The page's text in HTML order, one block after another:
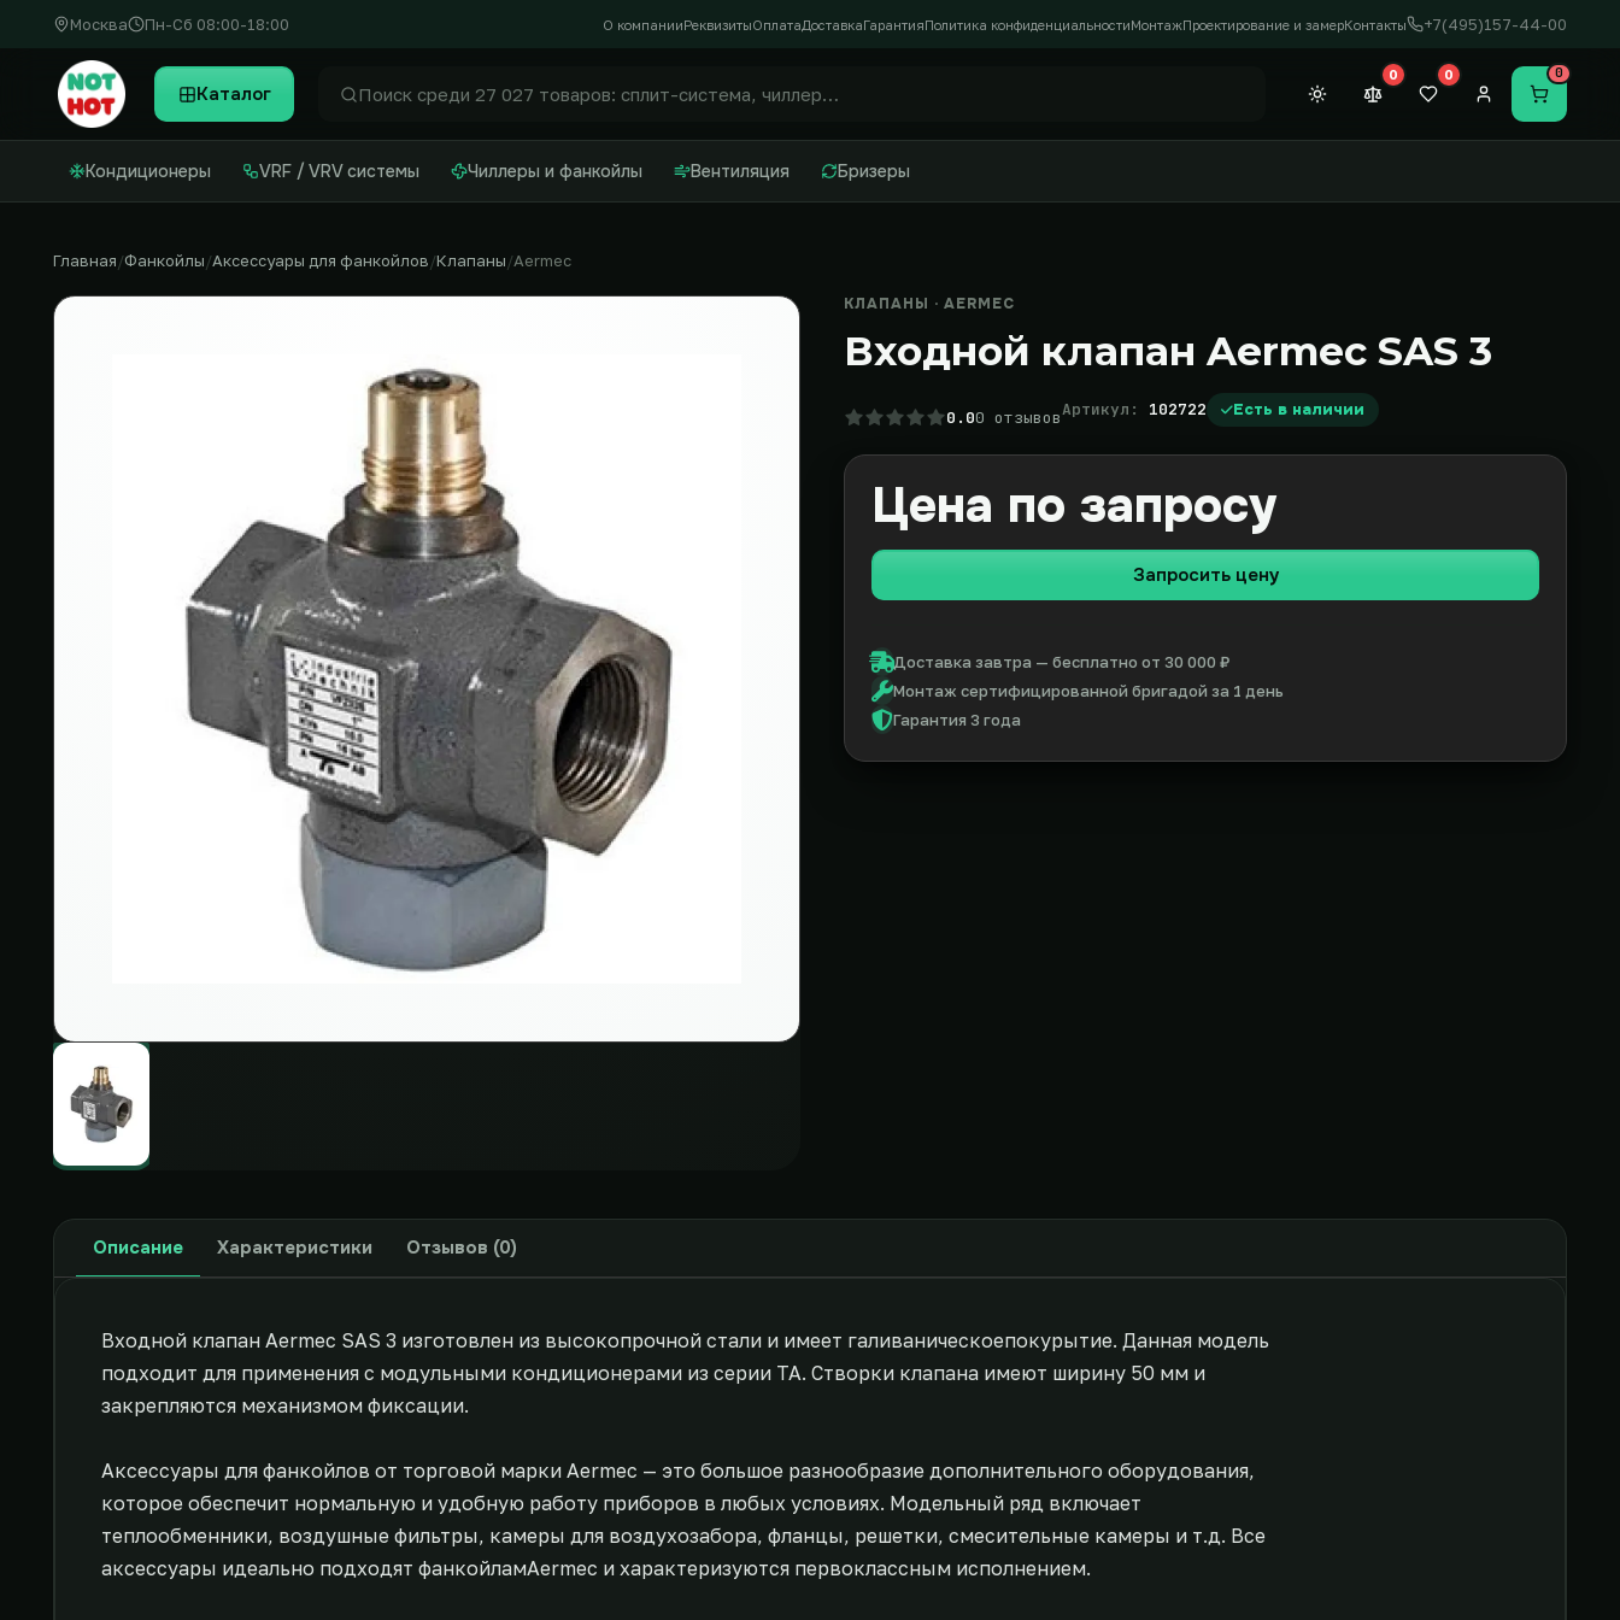
Москва Пн-Сб 08:00-18:00 О компанииРеквизитыОплатаДоставкаГарантияПолитика конфиденциальностиМонтажПроектирование и замерКонтакты +7(495)157-44-00
Каталог Найти Темная тема
0 0
Перейти
0
Кондиционеры VRF / VRV системы Чиллеры и фанкойлы Вентиляция Бризеры
Главная Фанкойлы Аксессуары для фанкойлов Клапаны Aermec
КЛАПАНЫ · AERMEC
Входной клапан Aermec SAS 3
0.00 отзывовАртикул: 102722 Есть в наличии
Цена по запросу
Запросить цену
Доставка завтра — бесплатно от 30 000 ₽
Монтаж сертифицированной бригадой за 1 день
Гарантия 3 года
Описание Характеристики Отзывов (0)
Входной клапан Aermec SAS 3 изготовлен из высокопрочной стали и имеет галиваническоепокурытие. Данная модель
подходит для применения с модульными кондиционерами из серии TA. Створки клапана имеют ширину 50 мм и
закрепляются механизмом фиксации.
Аксессуары для фанкойлов от торговой марки Aermec — это большое разнообразие дополнительного оборудования,
которое обеспечит нормальную и удобную работу приборов в любых условиях. Модельный ряд включает
теплообменники, воздушные фильтры, камеры для воздухозабора, фланцы, решетки, смесительные камеры и т.д. Все
аксессуары идеально подходят фанкойламAermec и характеризуются первоклассным исполнением.